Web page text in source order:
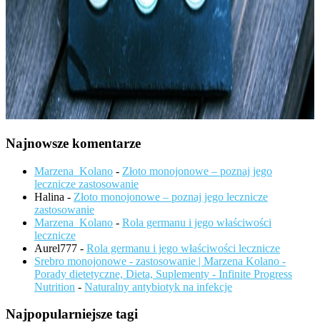
Najnowsze komentarze
Marzena_Kolano - Złoto monojonowe – poznaj jego
lecznicze zastosowanie
Halina - Złoto monojonowe – poznaj jego lecznicze
zastosowanie
Marzena_Kolano - Rola germanu i jego właściwości
lecznicze
Aurel777 - Rola germanu i jego właściwości lecznicze
Srebro monojonowe - zastosowanie | Marzena Kolano -
Porady dietetyczne, Dieta, Suplementy - Infinite Progress
Nutrition - Naturalny antybiotyk na infekcje
Najpopularniejsze tagi